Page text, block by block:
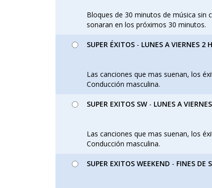
Bloques de 30 minutos de música sin
sonaran en los próximos 30 minutos.
SUPER ÉXITOS - LUNES A VIERNES 2
Las canciones que mas suenan, los
Conducción masculina.
SUPER EXITOS SW - LUNES A
Las canciones que mas suenan, los
Conducción masculina.
SUPER EXITOS WEEKEND - FINES DE